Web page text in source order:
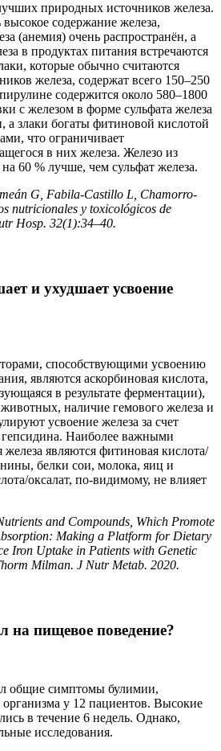
природных источников железа.
содержание железа,
(анемия) очень распространён, а
в продуктах питания встречаются
которые обычно считаются
железа, содержат всего 150–250
содержится около 580–1800
с железом в форме сульфата железа
а злаки богаты фитиновой кислотой
что ограничивает
в них железа. Железо из
60 % лучше, чем сульфат железа.
G, Fabila-Castillo L, Chamorro-
nutricionales y toxicológicos de
Hosp. 32(1):34–40.
и ухудшает усвоение
способствующими усвоению
являются аскорбиновая кислота,
в результате ферментации),
наличие гемового железа и
усвоение железа за счет
гепсидина. Наиболее важными
являются фитиновая кислота/
белки сои, молока, яиц и
оксалат, по-видимому, не влияет
and Compounds, Which Promote
Making a Platform for Dietary
Iron Uptake in Patients with Genetic
Milman. J Nutr Metab. 2020.
на пищевое поведение?
общие симптомы булимии,
у 12 пациентов. Высокие
в течение 6 недель. Однако,
исследования.